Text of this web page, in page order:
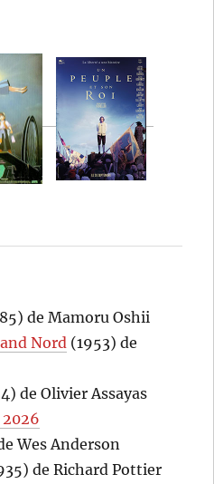
de Mamoru Oshii
Nord (1953) de
de Olivier Assayas
Wes Anderson
de Richard Pottier